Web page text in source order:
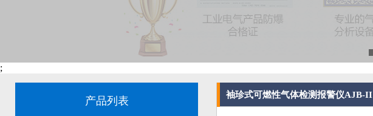
;
产品列表 袖珍式可燃性气体检测报警仪AJB-II